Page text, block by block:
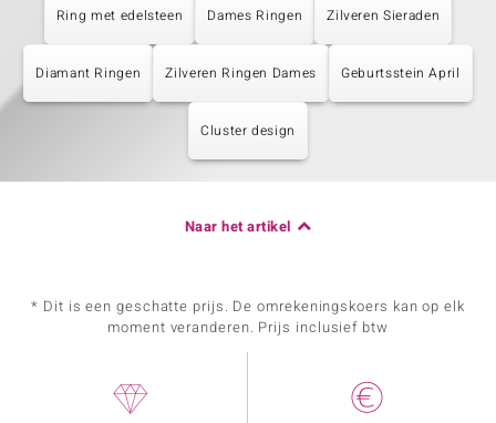
Ring met edelsteen Dames Ringen Zilveren Sieraden
Diamant Ringen Zilveren Ringen Dames Geburtsstein April
Cluster design
Naar het artikel
* Dit is een geschatte prijs. De omrekeningskoers kan op elk
moment veranderen. Prijs inclusief btw